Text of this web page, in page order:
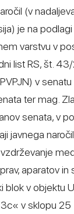
(v
je na
varstvu v
list RS, št.
v
ter mag.
senata, v
javnega
aparatov in
blok v objektu
v sklopu 25